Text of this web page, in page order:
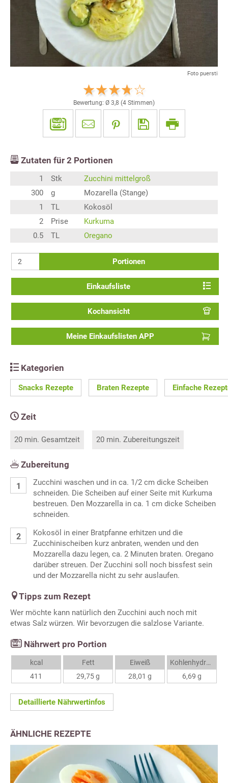
Foto puersti
Bewertung: Ø 3,8 (4 Stimmen)
Zutaten für 2 Portionen
1 Stk
Zucchini mittelgroß
300
g
Mozarella (Stange)
1
TL
Kokosöl
2
Prise
Kurkuma
0.5
TL Oregano
Portionen
Einkaufsliste
Kochansicht
Meine Einkaufslisten APP
Kategorien
Snacks Rezepte Braten Rezepte Einfache
Zeit
20 min. Gesamtzeit 20 min. Zubereitungszeit
Zubereitung
Zucchini waschen und in ca. 1/2 cm dicke Scheiben
schneiden. Die Scheiben auf einer Seite mit Kurkuma
bestreuen. Den Mozzarella in ca. 1 cm dicke Scheiben
schneiden.
Kokosöl in einer Bratpfanne erhitzen und die
Zucchinischeiben kurz anbraten, wenden und den
Mozzarella dazu legen, ca. 2 Minuten braten. Oregano
darüber streuen. Der Zucchini soll noch bissfest sein
und der Mozzarella nicht zu sehr auslaufen.
Tipps zum Rezept
Wer möchte kann natürlich den Zucchini auch noch mit
etwas Salz würzen. Wir bevorzugen die salzlose Variante.
Nährwert pro Portion
kcal
411
Fett
29,75 g
Eiweiß
28,01 g
Kohlenhydrate
6,69 g
Detaillierte Nährwertinfos
ÄHNLICHE REZEPTE